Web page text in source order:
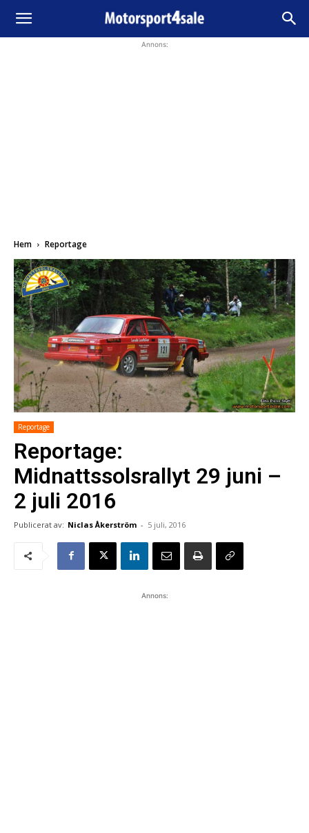
Annons:
Hem Reportage
Reportage
Reportage:
Midnattssolsrallyt 29 juni –
2 juli 2016
Publicerat av: Niclas Åkerström - 5 juli, 2016
Annons: